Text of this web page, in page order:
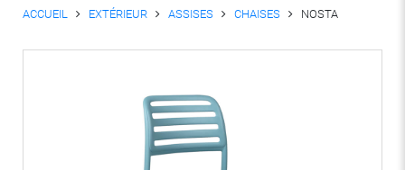
ACCUEIL EXTÉRIEUR ASSISES CHAISES NOSTA